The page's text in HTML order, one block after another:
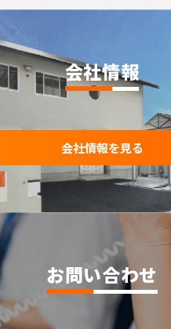
会社情報
会社情報を見る
お問い合わせ